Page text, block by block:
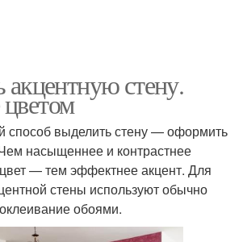
акцентную стену.
выделить стену — оформить
насыщеннее и контрастнее
— тем эффектнее акцент. Для
стены используют обычно
обоями.